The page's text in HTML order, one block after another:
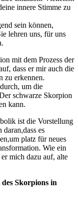
innere ⁣Stimme ​zu
sein können,
lehren ‍uns,‌ für uns
mit dem Prozess ⁣der
dass er⁣ mir auch die
zu ⁤erkennen.
um die⁤
schwarze‌ Skorpion
kann.
ist die Vorstellung
⁢es
platz⁤ für neues
Wie⁢ ein
mich dazu auf, alte
⁤Skorpions in